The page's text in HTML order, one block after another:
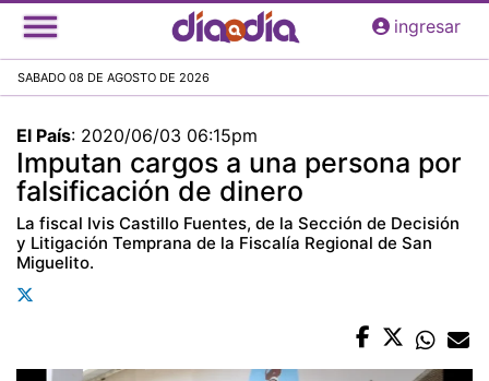
Pasar
al
principal
ingresar
SABADO 08 DE AGOSTO DE 2026
El País: 2020/06/03 06:15pm
Imputan cargos a una persona por
falsificación de dinero
La fiscal Ivis Castillo Fuentes, de la Sección de Decisión
y Litigación Temprana de la Fiscalía Regional de San
Miguelito.